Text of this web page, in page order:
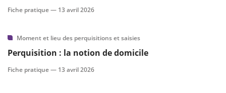
vue de l’expert
Fiche pratique — 13 avril 2026
Moment et lieu des perquisitions et saisies
Perquisition : la notion de domicile
Fiche pratique — 13 avril 2026